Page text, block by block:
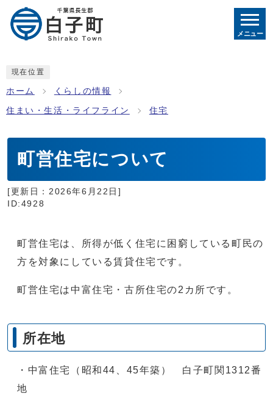
メニュー
現在位置
ホーム くらしの情報
住まい・生活・ライフライン 住宅
町営住宅について
[更新日： 2026年6月22日 ]
ID:4928
町営住宅は、所得が低く住宅に困窮している町民の
方を対象にしている賃貸住宅です。
町営住宅は中富住宅・古所住宅の2カ所です。
所在地
・中富住宅（昭和44、45年築） 白子町関1312番
地